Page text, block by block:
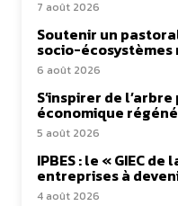
7 août 2026
Soutenir un
socio-
6 août 2026
S’inspirer de
économique
5 août 2026
IPBES : le « GIEC
entreprises à
4 août 2026